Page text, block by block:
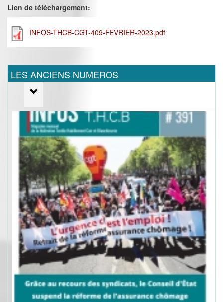
Lien de téléchargement:
INFOS-THCB-CGT-409-FEVRIER-2023.pdf
LES ANCIENS NUMEROS